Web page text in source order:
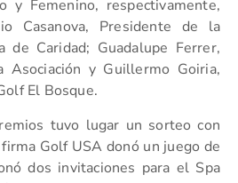
y Femenino, respectivamente,
Casanova, Presidente de la
de Caridad; Guadalupe Ferrer,
Asociación y Guillermo Goiria,
El Bosque.
tuvo lugar un sorteo con
Golf USA donó un juego de
dos invitaciones para el Spa